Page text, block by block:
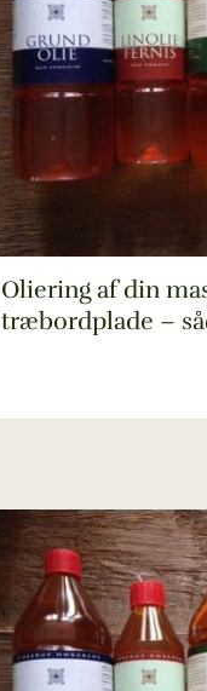
Oliering af din
træbordplade –